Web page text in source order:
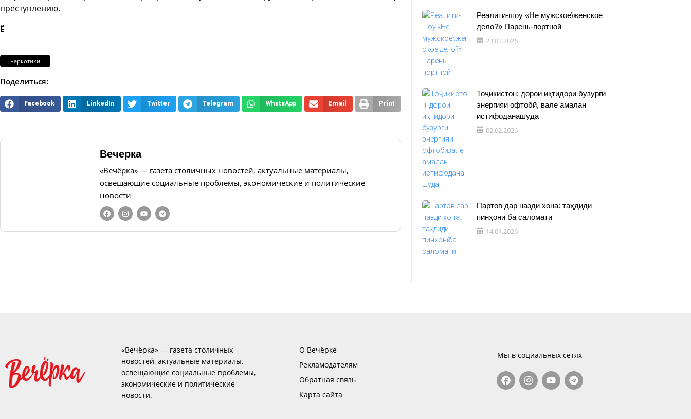
преступлению.
Ё
наркотики
Поделиться:
Facebook LinkedIn Twitter Telegram WhatsApp Email Print
Вечерка
«Вечёрка» — газета столичных новостей, актуальные материалы,
освещающие социальные проблемы, экономические и политические
новости
Реалити-шоу «Не мужское\женское
дело?» Парень-портной
23.02.2026
Тоҷикистон: дорои иқтидори бузурги
энергияи офтобӣ, вале амалан
истифоданашуда
02.02.2026
Партов дар назди хона: таҳдиди
пинҳонӣ ба саломатӣ
14.01.2026
«Вечёрка» — газета столичных
новостей, актуальные материалы,
освещающие социальные проблемы,
экономические и политические
новости.
О Вечёрке
Рекламодателям
Обратная связь
Карта сайта
Мы в социальных сетях